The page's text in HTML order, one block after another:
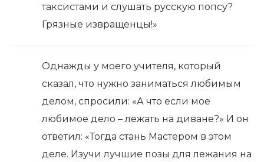
таксистами и слушать русскую попсу?
Грязные извращенцы!»
Однажды у моего учителя, который
сказал, что нужно заниматься любимым
делом, спросили: «А что если мое
любимое дело – лежать на диване?» И он
ответил: «Тогда стань Мастером в этом
деле. Изучи лучшие позы для лежания на